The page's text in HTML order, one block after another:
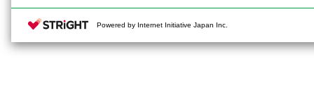
Powered by Internet Initiative Japan Inc.